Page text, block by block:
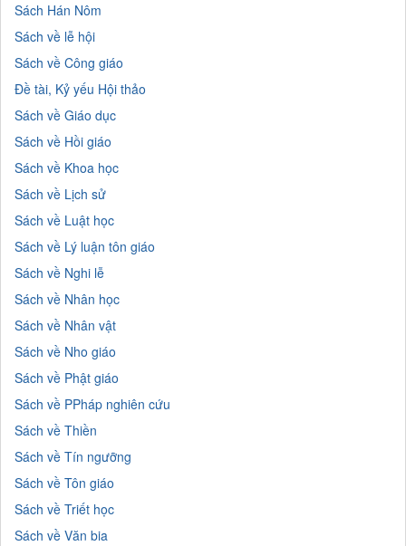
Sách Hán Nôm
Sách về lễ hội
Sách về Công giáo
Đề tài, Kỷ yếu Hội thảo
Sách về Giáo dục
Sách về Hồi giáo
Sách về Khoa học
Sách về Lịch sử
Sách về Luật học
Sách về Lý luận tôn giáo
Sách về Nghi lễ
Sách về Nhân học
Sách về Nhân vật
Sách về Nho giáo
Sách về Phật giáo
Sách về PPháp nghiên cứu
Sách về Thiền
Sách về Tín ngưỡng
Sách về Tôn giáo
Sách về Triết học
Sách về Văn bia